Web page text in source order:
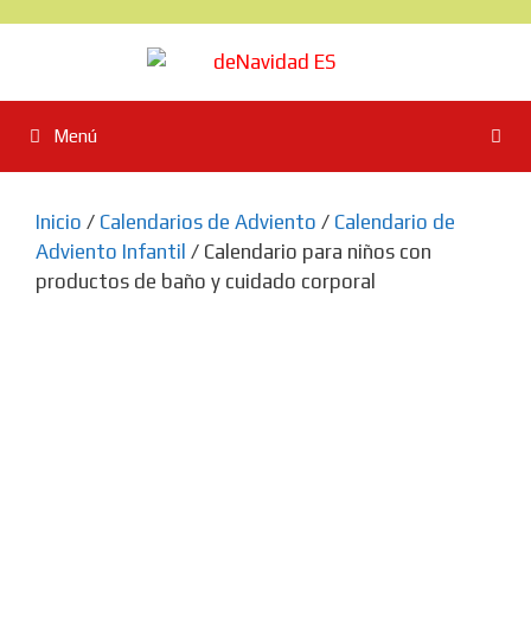
Menú
Inicio / Calendarios de Adviento / Calendario de
Adviento Infantil / Calendario para niños con
productos de baño y cuidado corporal